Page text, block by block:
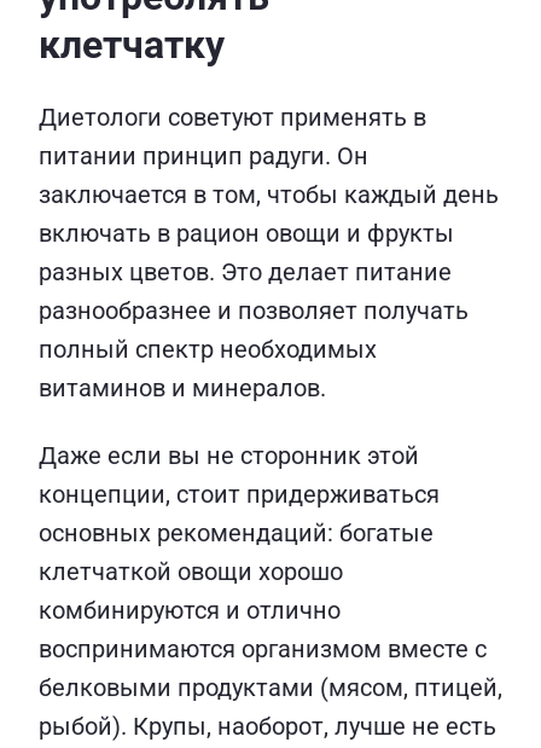
клетчатку
Диетологи советуют применять в
питании принцип радуги. Он
заключается в том, чтобы каждый день
включать в рацион овощи и фрукты
разных цветов. Это делает питание
разнообразнее и позволяет получать
полный спектр необходимых
витаминов и минералов.
Даже если вы не сторонник этой
концепции, стоит придерживаться
основных рекомендаций: богатые
клетчаткой овощи хорошо
комбинируются и отлично
воспринимаются организмом вместе с
белковыми продуктами (мясом, птицей,
рыбой). Крупы, наоборот, лучше не есть